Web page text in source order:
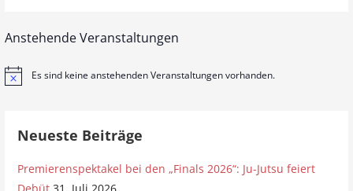
Anstehende Veranstaltungen
H
Es sind keine anstehenden Veranstaltungen vorhanden.
Neueste Beiträge
Premierenspektakel bei den „Finals 2026“: Ju-Jutsu feiert
Debüt 31. Juli 2026